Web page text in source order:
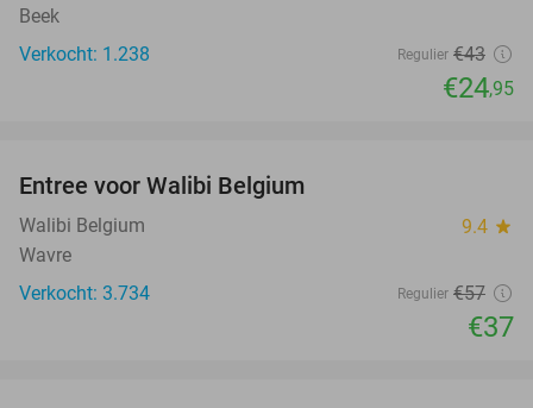
Beek
Verkocht: 1.238
Regulier €43
€24,95
Entree voor Walibi Belgium
Walibi Belgium 9.4 star
Wavre
Verkocht: 3.734
Regulier €57
€37